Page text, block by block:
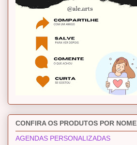
CONFIRA OS PRODUTOS POR NOME
AGENDAS PERSONALIZADAS